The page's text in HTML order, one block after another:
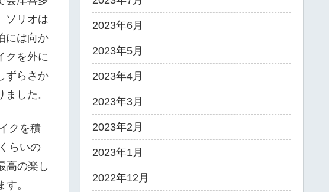
ソリオは
には向か
クを外に
ずらさか
した。
クを積
らいの
高の楽し
ます。
2023年6月
2023年5月
2023年4月
2023年3月
2023年2月
2023年1月
2022年12月